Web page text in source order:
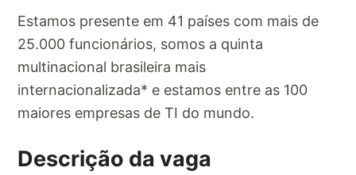
Estamos presente em 41 países com mais de
25.000 funcionários, somos a quinta
multinacional brasileira mais
internacionalizada* e estamos entre as 100
maiores empresas de TI do mundo.
Descrição da vaga